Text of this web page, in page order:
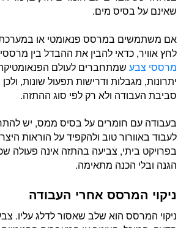
שאינם על בסיס מים.
אם משתמשים במרסס פנאומטי או
לחץ אוויר, כדאי להבין את ההבדל בין
מרססי צבעשמתחברים לעולם
יתרונות, מגבלות ודרישות תפעול שונות,
סביבת העבודה ולא רק לפי סוג ההתזה.
בעבודה עם חומרים על בסיס ממס, יש
לעבוד באוורור טוב ולהקפיד על הוראות
בפרויקט ביתי, צביעה בהתזה אינה פעולה
הגנה ובלי הכנה מתאימה.
ניקוי המרסס אחרי העבודה
ניקוי המרסס הוא שלב שאסור לדלג עליו.